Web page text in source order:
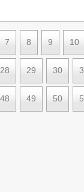
7 8 9 10
28 29 30
48 49 50